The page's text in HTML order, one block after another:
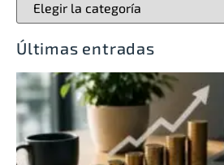
Últimas entradas